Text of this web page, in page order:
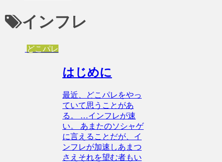
インフレ
どこパレ
はじめに
最近、どこパレをやっ
ていて思うことがあ
る。 …インフレが速
い。 あまたのソシャゲ
に言えることだが、イ
ンフレが加速しあまつ
さえそれを望む者もい